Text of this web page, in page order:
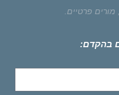
מורים פרטיים.
בהקדם: